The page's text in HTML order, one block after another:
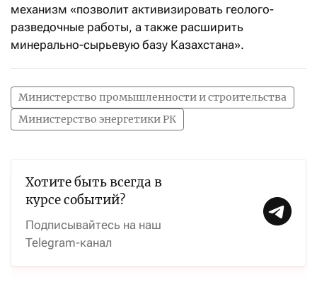
механизм «позволит активизировать геолого-
разведочные работы, а также расширить
минерально-сырьевую базу Казахстана».
Министерство промышленности и строительства
Министерство энергетики РК
Хотите быть всегда в
курсе событий?
Подписывайтесь на наш
Telegram-канал